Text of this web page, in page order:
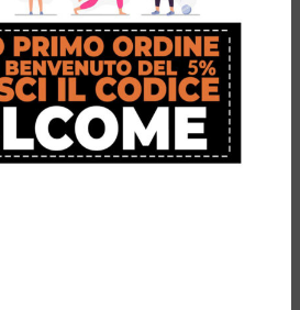
Le aree del tallone e della punta in
, utili per ottenere una maggiore durata
La fascia di supporto per la caviglia in
migliorando l’appoggio del piede.
rappresentano la nuova generazione di
GRIP. La microtecnologiaCUSHION